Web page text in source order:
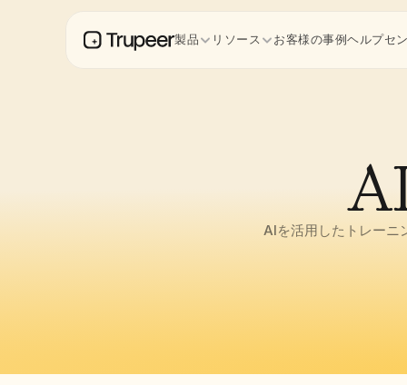
AIを活用したトレーニ
製品 リソース お客様の事例ヘルプセ